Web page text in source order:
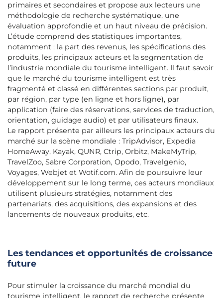
primaires et secondaires et propose aux lecteurs une
méthodologie de recherche systématique, une
évaluation approfondie et un haut niveau de précision.
L’étude comprend des statistiques importantes,
notamment : la part des revenus, les spécifications des
produits, les principaux acteurs et la segmentation de
l’industrie mondiale du tourisme intelligent. Il faut savoir
que le marché du tourisme intelligent est très
fragmenté et classé en différentes sections par produit,
par région, par type (en ligne et hors ligne), par
application (faire des réservations, services de traduction,
orientation, guidage audio) et par utilisateurs finaux.
Le rapport présente par ailleurs les principaux acteurs du
marché sur la scène mondiale : TripAdvisor, Expedia
HomeAway, Kayak, QUNR, Ctrip, Orbitz, MakeMyTrip,
TravelZoo, Sabre Corporation, Opodo, Travelgenio,
Voyages, Webjet et Wotif.com. Afin de poursuivre leur
développement sur le long terme, ces acteurs mondiaux
utilisent plusieurs stratégies, notamment des
partenariats, des acquisitions, des expansions et des
lancements de nouveaux produits, etc.
Les tendances et opportunités de croissance
future
Pour stimuler la croissance du marché mondial du
tourisme intelligent, le rapport de recherche présente